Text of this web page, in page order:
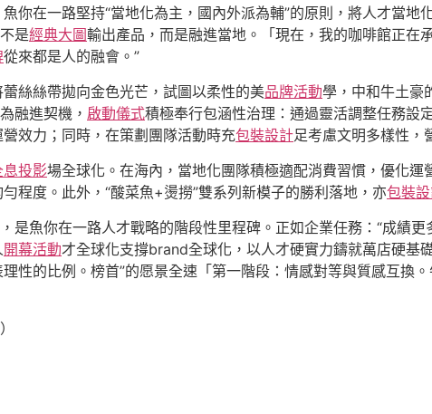
你在一路堅持“當地化為主，國內外派為輔”的原則，將人才當
是經典大圖輸出產品，而是融進當地。「現在，我的咖啡館正在
從來都是人的融會。”
絲絲帶拋向金色光芒，試圖以柔性的美品牌活動學，中和牛土豪
融進契機， 啟動儀式積極奉行包涵性治理：通過靈活調整任務設
效力；同時，在策劃團隊活動時充包裝設計足考慮文明多樣性，
息投影場全球化。在海內，當地化團隊積極適配消費習慣，優化
程度。此外，“酸菜魚+燙撈”雙系列新模子的勝利落地，亦包裝
是魚你在一路人才戰略的階段性里程碑。正如企業任務：“成績
開幕活動才全球化支撐brand全球化，以人才硬實力鑄就萬店硬基
性的比例。榜首”的愿景全速「第一階段：情感對等與質感互換